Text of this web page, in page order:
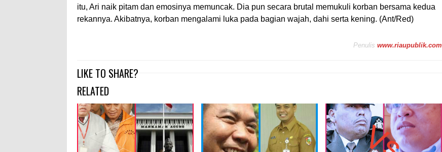
itu, Ari naik pitam dan emosinya memuncak. Dia pun secara brutal memukuli korban bersama kedua
rekannya. Akibatnya, korban mengalami luka pada bagian wajah, dahi serta kening. (Ant/Red)
Penulis www.riaupublik.com
LIKE TO SHARE?
RELATED